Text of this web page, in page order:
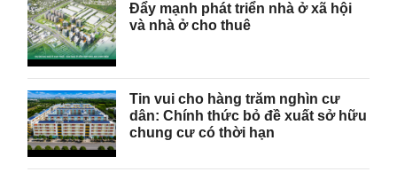
Đẩy mạnh phát triển nhà ở xã hội
và nhà ở cho thuê
Tin vui cho hàng trăm nghìn cư
dân: Chính thức bỏ đề xuất sở hữu
chung cư có thời hạn